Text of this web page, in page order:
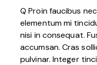
Q Proin faucibus
elementum mi
nisi in consequat.
accumsan. Cras
pulvinar. Integer